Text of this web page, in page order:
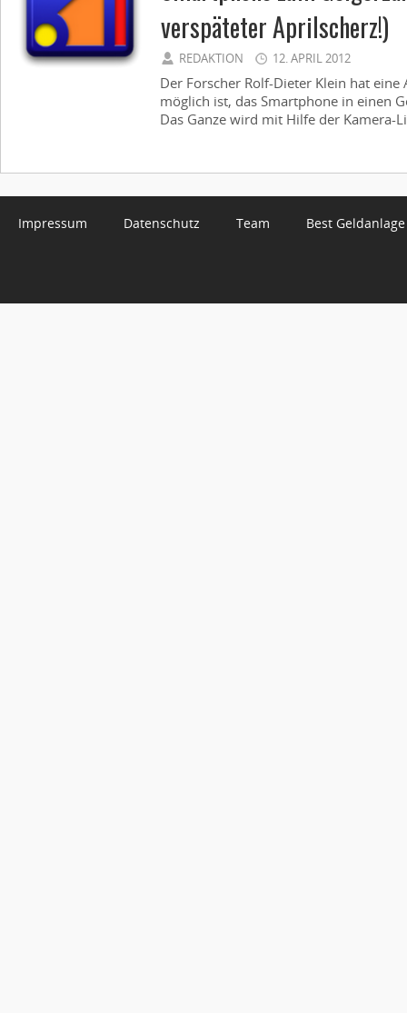
verspäteter Aprilscherz!)
REDAKTION 12. APRIL 2012
Der Forscher Rolf-Dieter Klein hat
möglich ist, das Smartphone in einen
Das Ganze wird mit Hilfe der Kamera-
Impressum Datenschutz Team Best Geldanlage